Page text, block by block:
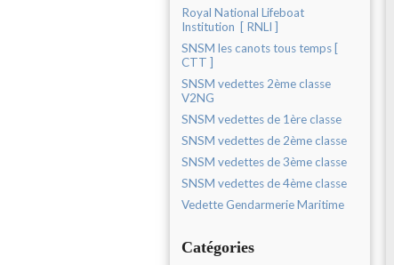
Royal National Lifeboat
Institution [ RNLI ]
SNSM les canots tous temps [
CTT ]
SNSM vedettes 2ème classe
V2NG
SNSM vedettes de 1ère classe
SNSM vedettes de 2ème classe
SNSM vedettes de 3ème classe
SNSM vedettes de 4ème classe
Vedette Gendarmerie Maritime
Catégories